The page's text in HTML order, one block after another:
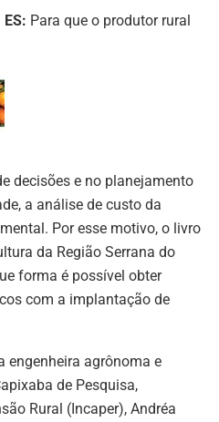
ES: Para que o produtor rural
decisões e no planejamento
a análise de custo da
Por esse motivo, o livro
da Região Serrana do
forma é possível obter
com a implantação de
engenheira agrônoma e
de Pesquisa,
Rural (Incaper), Andréa